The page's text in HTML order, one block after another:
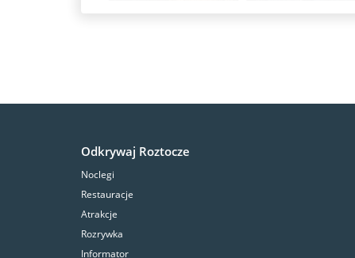
Odkrywaj Roztocze
Noclegi
Restauracje
Atrakcje
Rozrywka
Informator